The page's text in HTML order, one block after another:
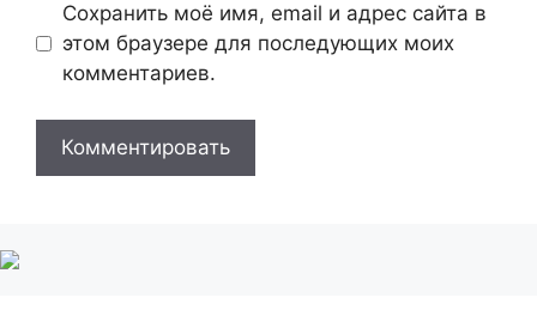
Сохранить моё имя, email и адрес сайта в
этом браузере для последующих моих
комментариев.